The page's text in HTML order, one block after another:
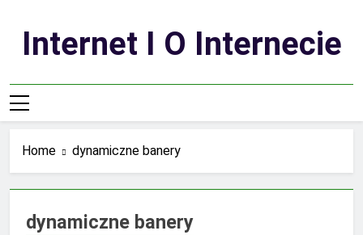
contentInternet I O Internecie
Home dynamiczne banery
dynamiczne banery